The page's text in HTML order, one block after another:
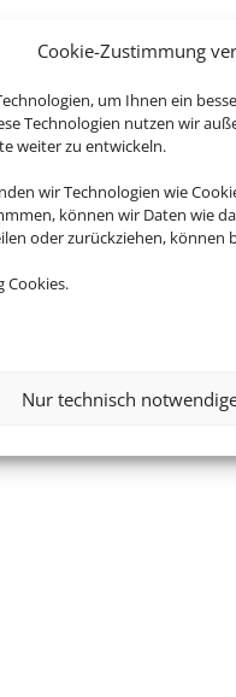
Cookie-Zustimmung
um Ihnen ein
Technologien nutzen wir
weiter zu entwickeln.
wir Technologien wie
können wir Daten wie
oder zurückziehen,
Cookies.
Nur technisch